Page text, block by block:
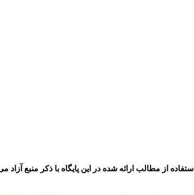
استفاده از مطالب ارائه شده در این پایگاه با ذکر منبع آزاد